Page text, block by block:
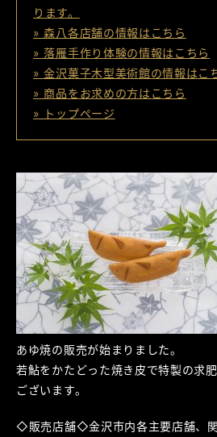
ります。
» 森八各店舗の情報はこちら
» 落雁手作り体験の情報はこちら
» 金沢菓子木型美術館の情報はこ
» 商品をお求めの方はこちら
» トップページ
あゆ焼の販売が始まりました。
若鮎をかたどった焼き皮で特製の求
ございます。
◇販売店舗◇金沢市内各主要店舗、